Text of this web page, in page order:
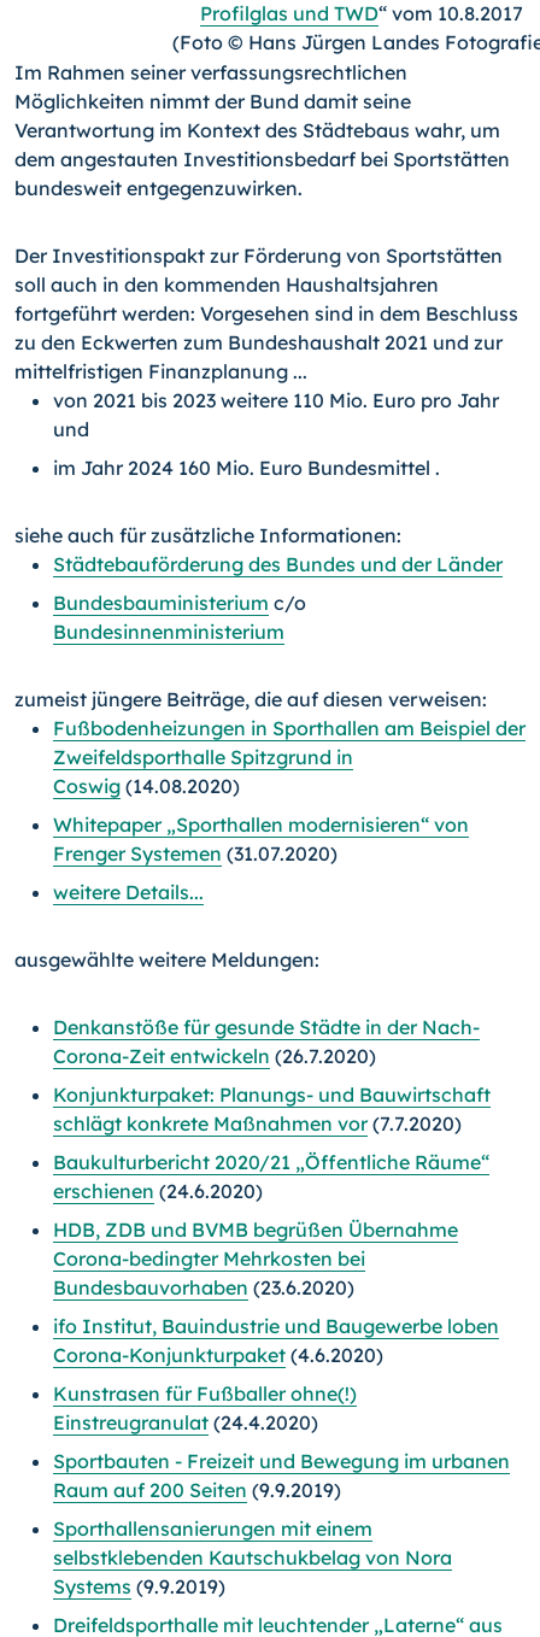
Profilglas und TWD“ vom 10.8.2017
(Foto © Hans Jürgen Landes
Im Rahmen seiner verfassungsrechtlichen
Möglichkeiten nimmt der Bund damit seine
Verantwortung im Kontext des Städtebaus wahr, um
dem angestauten Investitionsbedarf bei Sportstätten
bundesweit entgegenzuwirken.
Der Investitionspakt zur Förderung von Sportstätten
soll auch in den kommenden Haushaltsjahren
fortgeführt werden: Vorgesehen sind in dem Beschluss
zu den Eckwerten zum Bundeshaushalt 2021 und zur
mittelfristigen Finanzplanung ...
von 2021 bis 2023 weitere 110 Mio. Euro pro Jahr
und
im Jahr 2024 160 Mio. Euro Bundesmittel .
siehe auch für zusätzliche Informationen:
Städtebauförderung des Bundes und der Länder
Bundesbauministerium c/o
Bundesinnenministerium
zumeist jüngere Beiträge, die auf diesen verweisen:
Fußbodenheizungen in Sporthallen am Beispiel der
Zweifeldsporthalle Spitzgrund in
Coswig (14.08.2020)
Whitepaper „Sporthallen modernisieren“ von
Frenger Systemen (31.07.2020)
weitere Details...
ausgewählte weitere Meldungen:
Denkanstöße für gesunde Städte in der Nach-
Corona-Zeit entwickeln (26.7.2020)
Konjunkturpaket: Planungs- und Bauwirtschaft
schlägt konkrete Maßnahmen vor(7.7.2020)
Baukulturbericht 2020/21 „Öffentliche Räume“
erschienen (24.6.2020)
HDB, ZDB und BVMB begrüßen Übernahme
Corona-bedingter Mehrkosten bei
Bundesbauvorhaben (23.6.2020)
ifo Institut, Bauindustrie und Baugewerbe loben
Corona-Konjunkturpaket (4.6.2020)
Kunstrasen für Fußballer ohne(!)
Einstreugranulat (24.4.2020)
Sportbauten - Freizeit und Bewegung im urbanen
Raum auf 200 Seiten (9.9.2019)
Sporthallensanierungen mit einem
selbstklebenden Kautschukbelag von Nora
Systems (9.9.2019)
Dreifeldsporthalle mit leuchtender „Laterne“ aus